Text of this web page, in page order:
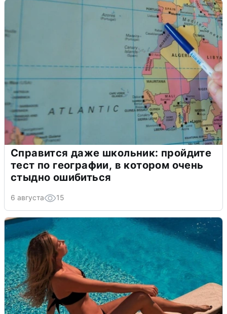
Справится даже школьник: пройдите
тест по географии, в котором очень
стыдно ошибиться
6 августа 15